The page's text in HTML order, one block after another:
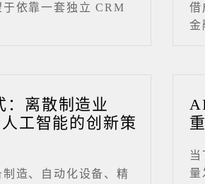
依靠一套独立 CRM
借
金
：离散制造业
工智能的创新策
造、自动化设备、精
量